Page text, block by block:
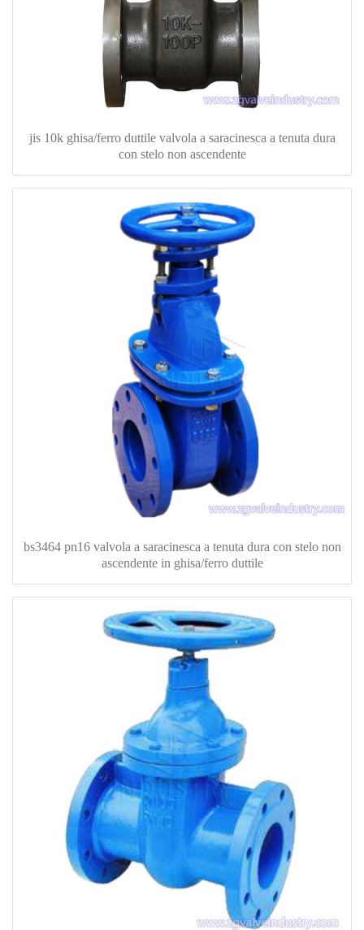
jis 10k ghisa/ferro duttile valvola a saracinesca a tenuta dura
con stelo non ascendente
bs3464 pn16 valvola a saracinesca a tenuta dura con stelo non
ascendente in ghisa/ferro duttile